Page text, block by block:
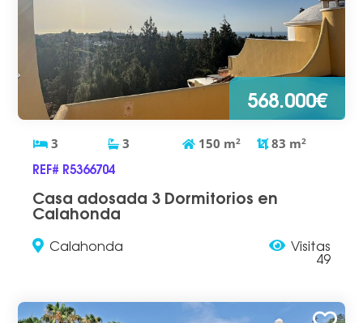
568.000€
3 3 150 m2 83 m2
REF# R5366704
Casa adosada 3 Dormitorios en
Calahonda
Calahonda Visitas
49